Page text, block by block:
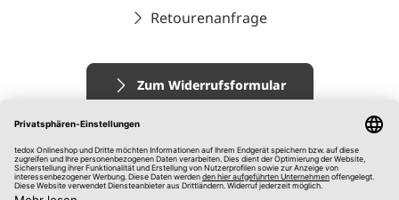
Retourenanfrage
Zum Widerrufsformular
Impressum
AGB